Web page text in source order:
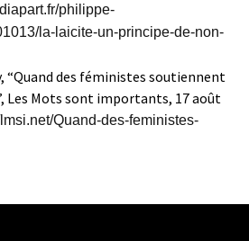
philippe-
la-laicite-un-principe-de-non-
“Quand des féministes soutiennent
Les Mots sont importants, 17 août
Quand-des-feministes-